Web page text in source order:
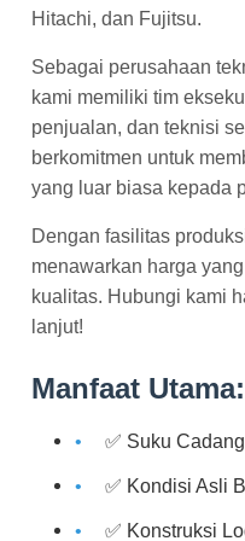
Hitachi, dan Fujitsu.
Sebagai perusahaan
kami memiliki tim
penjualan, dan teknisi
berkomitmen untuk
yang luar biasa kepada
Dengan fasilitas
menawarkan harga
kualitas. Hubungi kami
lanjut!
Manfaat Utama:
✅ Suku
✅ Kondisi Asli
✅ Konstruksi